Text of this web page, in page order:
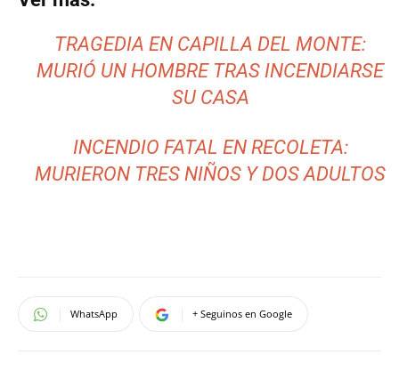
TRAGEDIA EN CAPILLA DEL MONTE:
MURIÓ UN HOMBRE TRAS INCENDIARSE
SU CASA
INCENDIO FATAL EN RECOLETA:
MURIERON TRES NIÑOS Y DOS ADULTOS
WhatsApp + Seguinos en Google